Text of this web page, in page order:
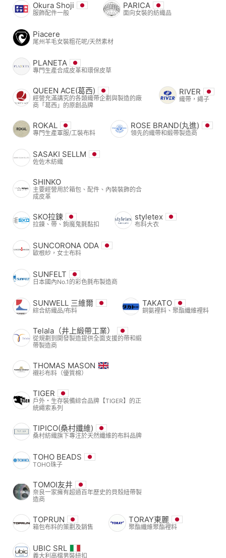
Okura Shoji
服飾配件一般
PARICA
面向女裝的紡織品
Piacere
尾州羊毛女裝粗花呢/天然素材
PLANETA
專門生產合成皮革和環保皮草
QUEEN ACE(葛西)
經營充滿講究的各類織帶企劃與製造的廠
商「葛西」的原創品牌
RIVER
織帶，繩子
ROKAL
專門生產軍服/工裝布料
ROSE BRAND(丸進)
領先的織帶和緞帶製造商
SASAKI SELLM
佐佐木紡織
SHINKO
主要經營用於箱包、配件、內裝裝飾的合
成皮革
SKO拉鍊
拉鍊、帶、鉤魔鬼氈黏扣
styletex
布料大衣
SUNCORONA ODA
歐根紗，女士布料
SUNFELT
日本國內No.1的彩色氈布製造商
SUNWELL 三維爾
綜合紡織品/布料
TAKATO
銅氨裡料、聚酯纖維裡料
Telala（井上緞帶工業）
從規劃到開發製造提供全面支援的帶和緞
帶製造商
THOMAS MASON
襯衫布料（優質棉）
TIGER
戶外・生存裝備綜合品牌【TIGER】的正
統繩索系列
TIPICO(桑村纖維)
桑村紡織旗下專注於天然纖維的布料品牌
TOHO BEADS
TOHO珠子
TOMOI友井
奈良一家擁有超過百年歷史的貝殼紐帶製
造商
TOPRUN
箱包布料的策劃及銷售
TORAY東麗
聚酯纖維聚酯裡料
UBIC SRL
義大利高檔男裝紐扣